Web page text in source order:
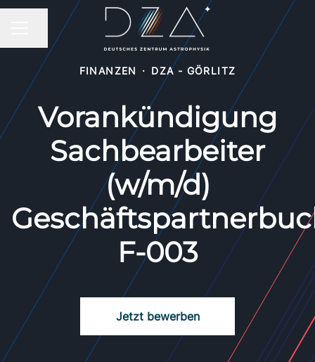
KARRIEREMENÜ
Seite teilen
FINANZEN · DZA - GÖRLITZ
Vorankündigung
Sachbearbeiter
(w/m/d)
F-003
Jetzt bewerben